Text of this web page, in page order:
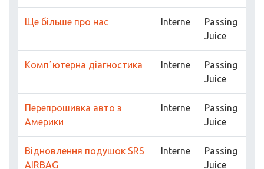
Ще більше про нас Interne
Passing
Juice
Компʼютерна діагностика Interne
Passing
Juice
Перепрошивка авто з
Америки
Interne
Passing
Juice
Відновлення подушок SRS
AIRBAG
Interne
Passing
Juice